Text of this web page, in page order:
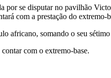
se disputar no pavilhão
com a prestação do extremo-
africano, somando o seu
com o extremo-base.